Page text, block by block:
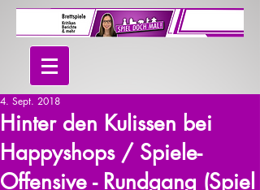
Hinter den Kulissen bei
Happyshops / Spiele-
Offensive - Rundgang (Spiel
4. Sept. 2018